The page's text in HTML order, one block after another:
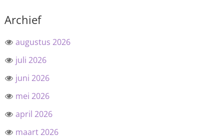
Archief
augustus 2026
juli 2026
juni 2026
mei 2026
april 2026
maart 2026